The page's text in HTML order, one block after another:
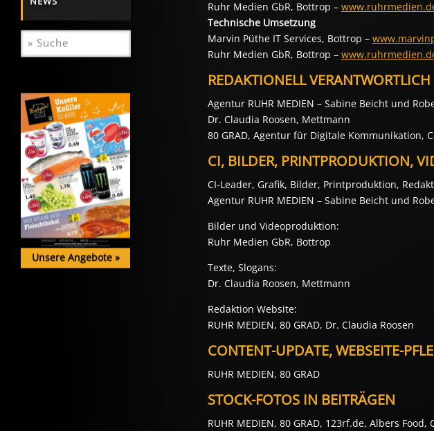
Unsere Angebote »
Ruhr Medien GbR, Bottrop –
Technische Umsetzung
Marvin Püthe IT Services, Bottrop –
Ruhr Medien GbR, Bottrop –
REDAKTIONELL VERANTWORTLICH
Agentur RUHR MEDIEN – Sabine Beicht und
Dr. Claudia Roosen, Mettmann
80 GRAD, Agentur für Digitale Kommunikation,
CI, BILDER, PRINTPRODUKTION,
CI-Leader, Grafik, Bilder, Printproduktion,
Agentur RUHR MEDIEN – Sabine Beicht und
Bilder und Videoproduktion:
Ruhr Medien GbR, Bottrop
Texte, Slogans:
Dr. Claudia Roosen, Mettmann
Redaktion Website:
RUHR MEDIEN, 80 GRAD, Dr. Claudia Roosen
CONTENT-UPDATE, WEBSEITE-
RUHR MEDIEN, 80 GRAD
STOCK-FOTOS IN BEITRÄGEN
RUHR MEDIEN, 80 GRAD, 123rf.de, Albers